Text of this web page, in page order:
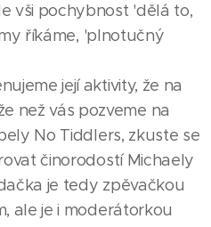
vši pochybnost 'dělá to,
říkáme, 'plnotučný
její aktivity, že na
než vás pozveme na
No Tiddlers, zkuste se
činorodostí Michaely
je tedy zpěvačkou
ale je i moderátorkou